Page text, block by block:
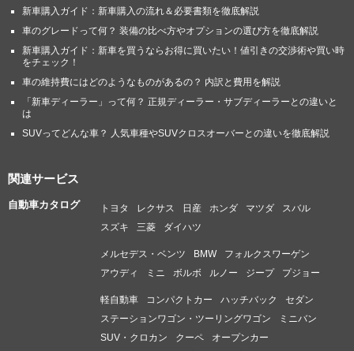
新車購入ガイド：新車購入の流れ＆必要書類を徹底解説
車のグレードって何？ 装備の比べ方やオプションの選び方を徹底解説
新車購入ガイド：新車を買うならお得に買いたい！値引きの交渉術や買い時
をチェック！
車の維持費にはどのようなものがあるの？ 内訳と費用を解説
「新車ディーラー」って何？ 正規ディーラー・サブディーラーとの違いと
は
SUVってどんな車？ 人気車種やSUVクロスオーバーとの違いを徹底解説
関連サービス
自動車カタログ トヨタ レクサス 日産 ホンダ マツダ
スバル
スズキ
三菱 ダイハツ
メルセデス・ベンツ BMW
フォルクスワーゲン
アウディ
ミニ ボルボ ルノー ジープ プジョー
軽自動車 コンパクトカー ハッチバック
セダン
ステーションワゴン・ツーリングワゴン
ミニバン
SUV・クロカン
クーペ
オープンカー